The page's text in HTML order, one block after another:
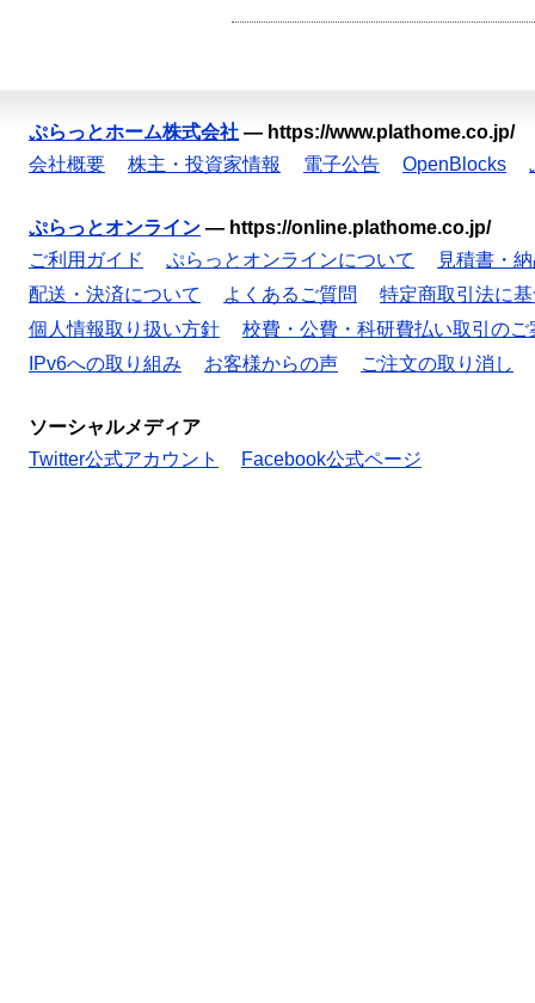
ぷらっとホーム株式会社 — https://www.plathome.co.jp/
会社概要
株主・投資家情報 電子公告 OpenBlocks
ぷらっとオンライン — https://online.plathome.co.jp/
ご利用ガイド
ぷらっとオンラインについて
見積書・
配送・決済について
よくあるご質問
特定商取引法に
個人情報取り扱い方針
校費・公費・科研費払い取引のご
IPv6への取り組み
お客様からの声 ご注文の取り消し
ソーシャルメディア
Twitter公式アカウント
Facebook公式ページ